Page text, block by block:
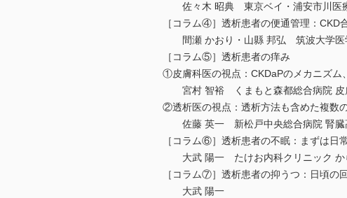
佐々木 昭典 東京ベイ・浦安市川医
［コラム④］透析患者の便通管理：CKD
間瀬 かおり・山縣 邦弘 筑波大学医
［コラム⑤］透析患者の痒み
①皮膚科医の視点：CKDaPのメカニズム
宮村 智裕 くまもと森都総合病院 皮
②透析医の視点：透析方法も含めた複数
佐藤 英一 新松戸中央総合病院 腎臓
［コラム⑥］透析患者の不眠：まずは日
大武 陽一 たけお内科クリニック か
［コラム⑦］透析患者の抑うつ：日頃の
大武 陽一